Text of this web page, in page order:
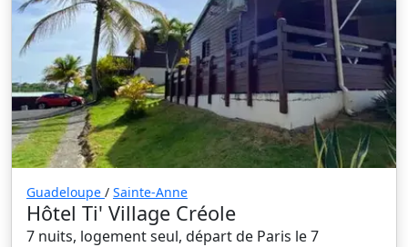
Guadeloupe / Sainte-Anne
Hôtel Ti' Village Créole
7 nuits, logement seul, départ de Paris le 7